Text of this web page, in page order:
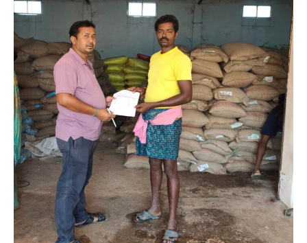
महासमुंद/ खरीफ सीजन 2026 के मद्देनजर जिले में किसानों को
समय पर उर्वरक उपलब्ध कराने के लिए प्रशासन पूरी तरह सतर्क
है। कलेक्टर श्री विनय कुमार लंगेह द्वारा प्रतिदिन खाद-बीज की
उपलब्धता, भंडारण एवं वितरण की समीक्षा की जा रही है। जिले
की सहकारी समितियों तथा निजी उर्वरक विक्रेताओं के माध्यम से
किसानों को खाद उपलब्ध कराया जा रहा है। जिला विपणन
अधिकारी के अनुसार जिले के 159 सहकारी समितियों में खाद का
भंडारण किया गया है तथा किसानों की मांग के अनुरूप निरंतर
वितरण किया जा रहा है।